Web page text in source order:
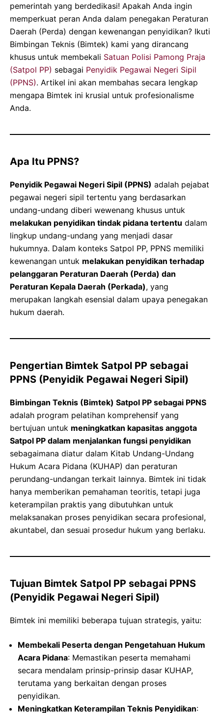
pemerintah yang berdedikasi! Apakah Anda ingin
memperkuat peran Anda dalam penegakan Peraturan
Daerah (Perda) dengan kewenangan penyidikan? Ikuti
Bimbingan Teknis (Bimtek) kami yang dirancang
khusus untuk membekali Satuan Polisi Pamong Praja
(Satpol PP) sebagai Penyidik Pegawai Negeri Sipil
(PPNS). Artikel ini akan membahas secara lengkap
mengapa Bimtek ini krusial untuk profesionalisme
Anda.
Apa Itu PPNS?
Penyidik Pegawai Negeri Sipil (PPNS) adalah pejabat
pegawai negeri sipil tertentu yang berdasarkan
undang-undang diberi wewenang khusus untuk
melakukan penyidikan tindak pidana tertentu dalam
lingkup undang-undang yang menjadi dasar
hukumnya. Dalam konteks Satpol PP, PPNS memiliki
kewenangan untuk melakukan penyidikan terhadap
pelanggaran Peraturan Daerah (Perda) dan
Peraturan Kepala Daerah (Perkada), yang
merupakan langkah esensial dalam upaya penegakan
hukum daerah.
Pengertian Bimtek Satpol PP sebagai
PPNS (Penyidik Pegawai Negeri Sipil)
Bimbingan Teknis (Bimtek) Satpol PP sebagai PPNS
adalah program pelatihan komprehensif yang
bertujuan untuk meningkatkan kapasitas anggota
Satpol PP dalam menjalankan fungsi penyidikan
sebagaimana diatur dalam Kitab Undang-Undang
Hukum Acara Pidana (KUHAP) dan peraturan
perundang-undangan terkait lainnya. Bimtek ini tidak
hanya memberikan pemahaman teoritis, tetapi juga
keterampilan praktis yang dibutuhkan untuk
melaksanakan proses penyidikan secara profesional,
akuntabel, dan sesuai prosedur hukum yang berlaku.
Tujuan Bimtek Satpol PP sebagai PPNS
(Penyidik Pegawai Negeri Sipil)
Bimtek ini memiliki beberapa tujuan strategis, yaitu:
Membekali Peserta dengan Pengetahuan Hukum
Acara Pidana: Memastikan peserta memahami
secara mendalam prinsip-prinsip dasar KUHAP,
terutama yang berkaitan dengan proses
penyidikan.
Meningkatkan Keterampilan Teknis Penyidikan: